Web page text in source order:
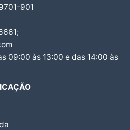
901
09:00 às 13:00 e das 14:00 às